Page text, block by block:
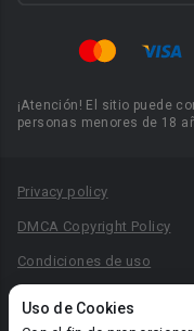
Uso de Cookies
¡Atención! El sitio puede
personas menores de 18
Privacy policy
DMCA Copyright Policy
Condiciones de uso